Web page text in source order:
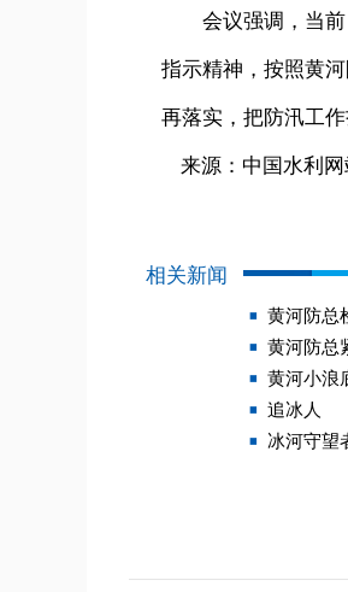
会议强调，当前
指示精神，按照黄
再落实，把防汛工
来源：中国水利
相关新闻
黄河防总
黄河防总
黄河小浪
追冰人
冰河守望